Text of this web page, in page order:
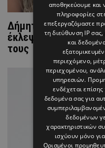
Δήμητρα
έκλεψαν τις
τους
αποθηκεύουμε
πληροφορίες
επεξεργαζόμαστε
τη διεύθυνση IP
και
περιεχόμενο,
περιεχομένου,
υπηρεσιών.
ενδέχεται
δεδομένα σας για
δεδομένων
χαρακτηριστικών
ισχύουν μόνο
Ορισμένοι